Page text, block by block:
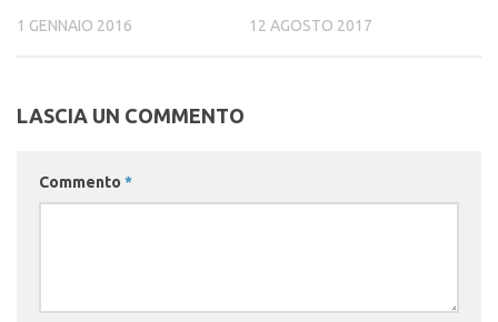
1 GENNAIO 2016 12 AGOSTO 2017
LASCIA UN COMMENTO
Commento *